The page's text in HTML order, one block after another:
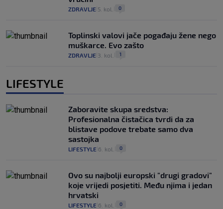
ZDRAVLJE 5. kol. 0
Toplinski valovi jače pogađaju žene nego
muškarce. Evo zašto
ZDRAVLJE 3. kol. 1
LIFESTYLE
Zaboravite skupa sredstva:
Profesionalna čistačica tvrdi da za
blistave podove trebate samo dva
sastojka
LIFESTYLE 6. kol. 0
Ovo su najbolji europski "drugi gradovi"
koje vrijedi posjetiti. Među njima i jedan
hrvatski
LIFESTYLE 6. kol. 0